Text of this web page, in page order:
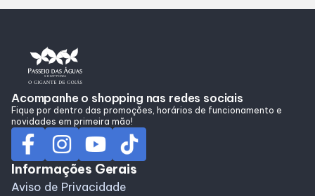
Acompanhe o shopping nas redes sociais
Fique por dentro das promoções, horários de funcionamento e
novidades em primeira mão!
Informações Gerais
Aviso de Privacidade